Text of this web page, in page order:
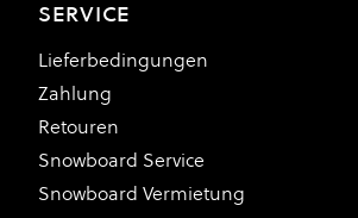
SERVICE
Lieferbedingungen
Zahlung
Retouren
Snowboard Service
Snowboard Vermietung